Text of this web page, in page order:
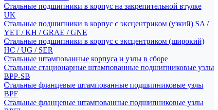
Стальные подшипники в корпус на закрепительной втулке
UK
Стальные подшипники в корпус с эксцентриком (узкий) SA /
YET / KH / GRAE / GNE
Стальные подшипники в корпус с эксцентриком (широкий)
HC / UG / SER
Стальные штампованные корпуса и узлы в сборе
Стальные стационарные штампованные подшипниковые узлы
BPP-SB
Стальные фланцевые штампованные подшипниковые узлы
BPF
Стальные фланцевые штампованные подшипниковые узлы